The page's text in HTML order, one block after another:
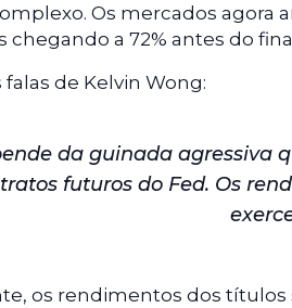
Os mercados agora
chegando a 72% antes do
de Kelvin Wong:
da guinada agressiva
futuros do Fed. Os
os rendimentos dos títulos